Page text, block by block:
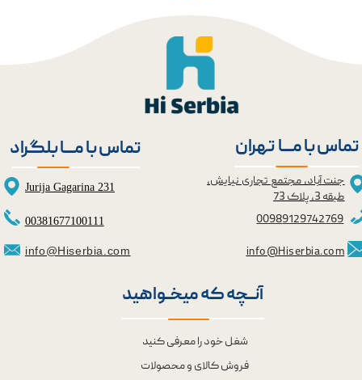
شغل خود را معرفی کنید
فروش کالای و محصولات
آنــچه که میخــواهید
تماس با مــــا تهران
جنت آباد، مجتمع تجاری نیایش،
طبقه 3، پلاک 73
00989129742769
info@Hiserbia.com
تماس با مــــا بلگراد
Jurija Gagarina 231
info@Hiserbia.com
00381677100111